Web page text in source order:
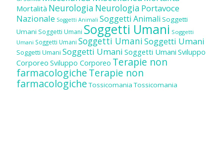
Mortalità Neurologia Neurologia Portavoce
Nazionale Soggetti Animali Soggetti Animali Soggetti
Umani Soggetti Umani Soggetti Umani Soggetti
Umani Soggetti Umani Soggetti UmaniSoggetti Umani
Soggetti Umani Soggetti Umani Soggetti Umani Sviluppo
Corporeo Sviluppo Corporeo Terapie non
farmacologicheTerapie non
farmacologiche Tossicomania Tossicomania